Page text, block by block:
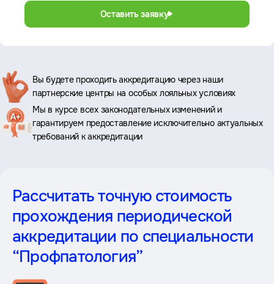
Оставить заявку
Ключевые
преимущества
Вы будете проходить аккредитацию через наши
партнерские центры на особых лояльных условиях
Мы в курсе всех законодательных изменений и
гарантируем предоставление исключительно актуальных
требований к аккредитации
Рассчитать точную стоимость
прохождения периодической
аккредитации по специальности
“Профпатология”